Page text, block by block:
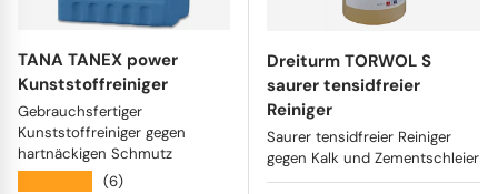
TANA TANEX power
Kunststoffreiniger
Gebrauchsfertiger
Kunststoffreiniger gegen
hartnäckigen Schmutz
(6)
Dreiturm TORWOL S
saurer tensidfreier
Reiniger
Saurer tensidfreier Reiniger
gegen Kalk und Zementschleier